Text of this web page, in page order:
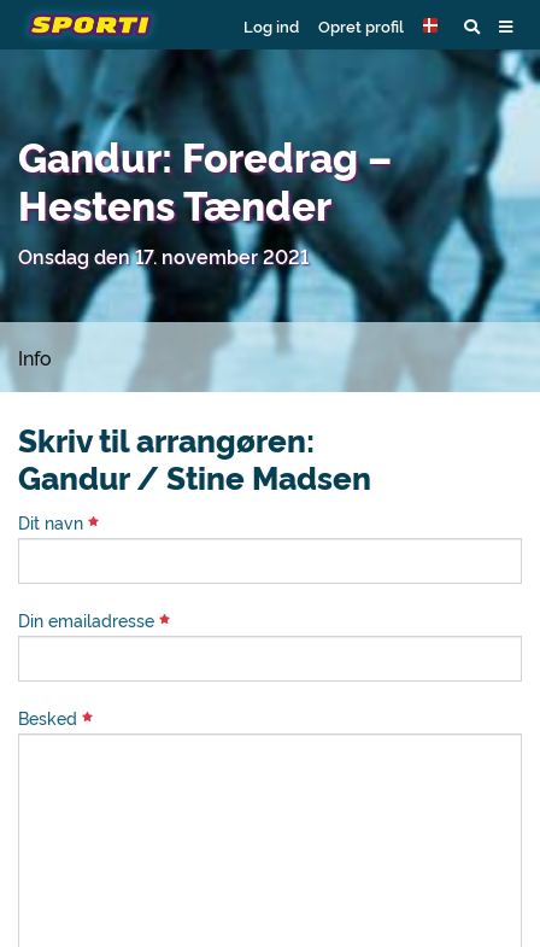
Log ind Opret profil
Gandur: Foredrag –
Hestens Tænder
Onsdag den 17. november 2021
Info
Skriv til arrangøren:
Gandur / Stine Madsen
Dit navn
Din emailadresse
Besked